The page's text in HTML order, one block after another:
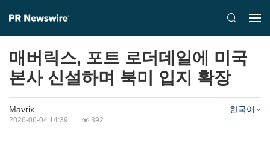
매버릭스, 포트 로더데일에 미국
본사 신설하며 북미 입지 확장
Mavrix
2026-06-04 14:39 392
한국어